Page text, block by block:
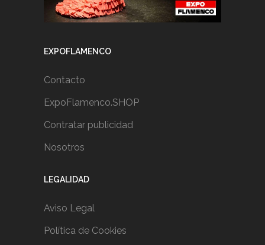
EXPOFLAMENCO
Contacto
ExpoFlamenco.SHOP
Contratar publicidad
Nosotros
LEGALIDAD
Aviso Legal
Política de Cookies